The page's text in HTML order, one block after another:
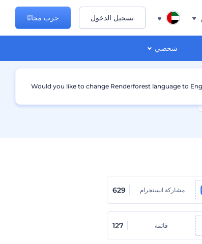
شخصي
تسجيل الدخول جرب مجانًا
مشاركة انستجرام 629
قائمة 127
Would you like to change Renderforest language to